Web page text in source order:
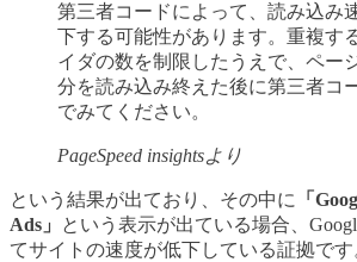
第三者コードによって、読み込み
下する可能性があります。重複す
イダの数を制限したうえで、ペー
分を読み込み終えた後に第三者コ
でみてください。
PageSpeed insightsより
という結果が出ており、その中に 「
Ads」
という表示が出ている場合、
てサイトの速度が低下している証拠です